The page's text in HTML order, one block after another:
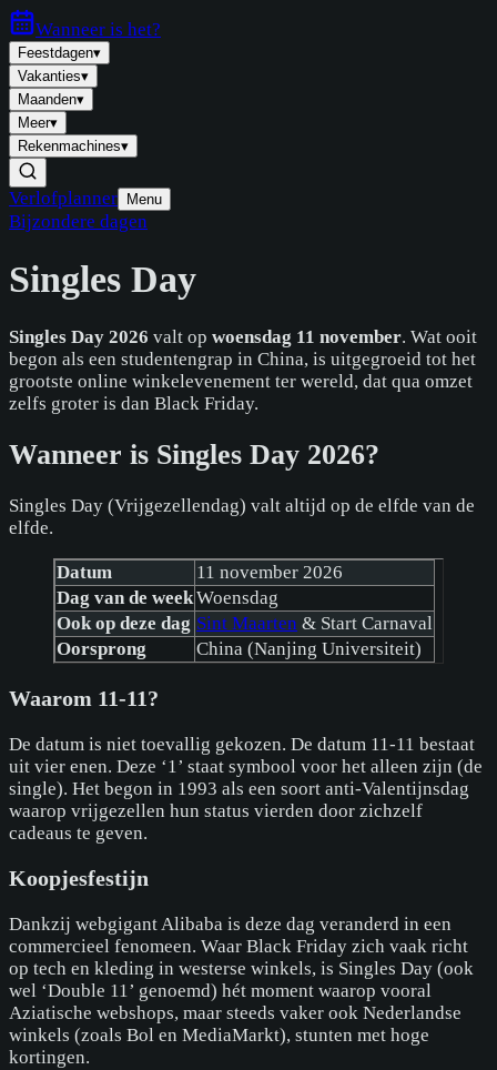
Wanneer is het?
Feestdagen▾
Vakanties▾
Maanden▾
Meer▾
Rekenmachines▾
Verlofplanner Menu
Bijzondere dagen
Singles Day
Singles Day 2026 valt op woensdag 11 november. Wat ooit
begon als een studentengrap in China, is uitgegroeid tot het
grootste online winkelevenement ter wereld, dat qua omzet
zelfs groter is dan Black Friday.
Wanneer is Singles Day 2026?
Singles Day (Vrijgezellendag) valt altijd op de elfde van de
elfde.
Datum
11 november 2026
Dag van de weekWoensdag
Ook op deze dag Sint Maarten & Start Carnaval
Oorsprong
China (Nanjing Universiteit)
Waarom 11-11?
De datum is niet toevallig gekozen. De datum 11-11 bestaat
uit vier enen. Deze ‘1’ staat symbool voor het alleen zijn (de
single). Het begon in 1993 als een soort anti-Valentijnsdag
waarop vrijgezellen hun status vierden door zichzelf
cadeaus te geven.
Koopjesfestijn
Dankzij webgigant Alibaba is deze dag veranderd in een
commercieel fenomeen. Waar Black Friday zich vaak richt
op tech en kleding in westerse winkels, is Singles Day (ook
wel ‘Double 11’ genoemd) hét moment waarop vooral
Aziatische webshops, maar steeds vaker ook Nederlandse
winkels (zoals Bol en MediaMarkt), stunten met hoge
kortingen.